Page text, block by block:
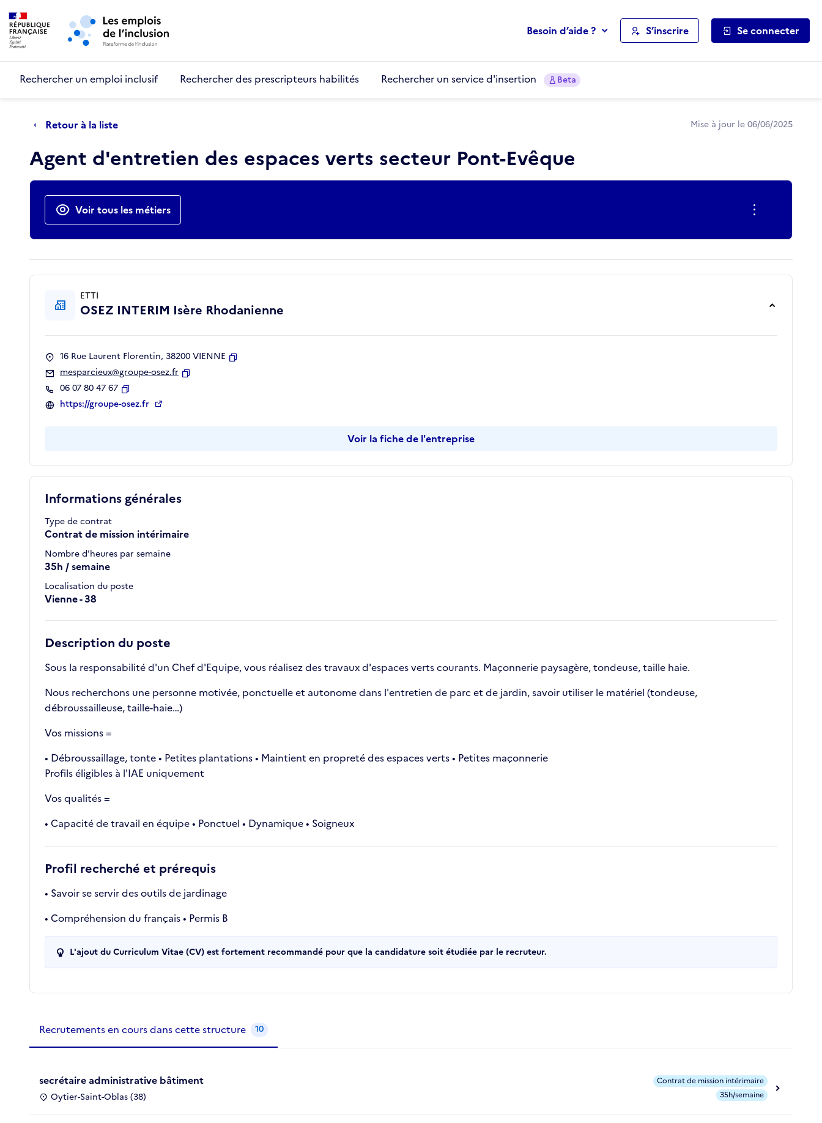
Aller au menu principal
Besoin d’aide ? S’inscrire Se connecter
Rechercher un emploi inclusif Rechercher des prescripteurs habilités Rechercher un service d'insertion Beta
Retour à la liste Mise à jour le 06/06/2025
Agent d'entretien des espaces verts secteur Pont-Evêque
Actions rapides
Voir tous les métiers
Informations générales
Type de contrat
Contrat de mission intérimaire
Nombre d'heures par semaine
35h / semaine
Localisation du poste
Vienne - 38
Description du poste
Sous la responsabilité d'un Chef d'Equipe, vous réalisez des travaux d'espaces verts courants. Maçonnerie paysagère, tondeuse, taille haie.
Nous recherchons une personne motivée, ponctuelle et autonome dans l'entretien de parc et de jardin, savoir utiliser le matériel (tondeuse,
débroussailleuse, taille-haie…)
Vos missions =
• Débroussaillage, tonte • Petites plantations • Maintient en propreté des espaces verts • Petites maçonnerie
Profils éligibles à l'IAE uniquement
Vos qualités =
• Capacité de travail en équipe • Ponctuel • Dynamique • Soigneux
Profil recherché et prérequis
• Savoir se servir des outils de jardinage
• Compréhension du français • Permis B
L'ajout du Curriculum Vitae (CV) est fortement recommandé pour que la candidature soit étudiée par le recruteur.
ETTI
OSEZ INTERIM Isère Rhodanienne
16 Rue Laurent Florentin, 38200 VIENNE
mesparcieux@groupe-osez.fr
06 07 80 47 67
Copier
https://groupe-osez.fr
Voir la fiche de l'entreprise
Recrutements de la structure
Recrutements en cours dans cette structure 10
secrétaire administrative bâtiment
Oytier-Saint-Oblas (38)
Contrat de mission intérimaire
35h/semaine